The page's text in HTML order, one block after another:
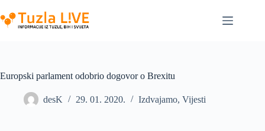
to
content
Europski parlament odobrio dogovor o Brexitu
desK 29. 01. 2020. Izdvajamo, Vijesti